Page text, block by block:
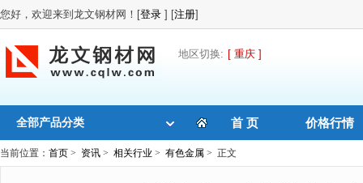
您好，欢迎来到龙文钢材网！[登录 ] [注册]
地区切换: [ 重庆 ]
全部产品分类 首 页 价格行情
当前位置： 首页 > 资讯 > 相关行业 > 有色金属 > 正文